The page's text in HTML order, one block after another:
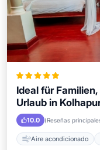
Ideal für
Urlaub in
10.0 (Reseñas
Aire acondicionado